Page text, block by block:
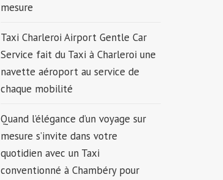
mesure
Taxi Charleroi Airport Gentle Car
Service fait du Taxi à Charleroi une
navette aéroport au service de
chaque mobilité
Quand l’élégance d’un voyage sur
mesure s’invite dans votre
quotidien avec un Taxi
conventionné à Chambéry pour